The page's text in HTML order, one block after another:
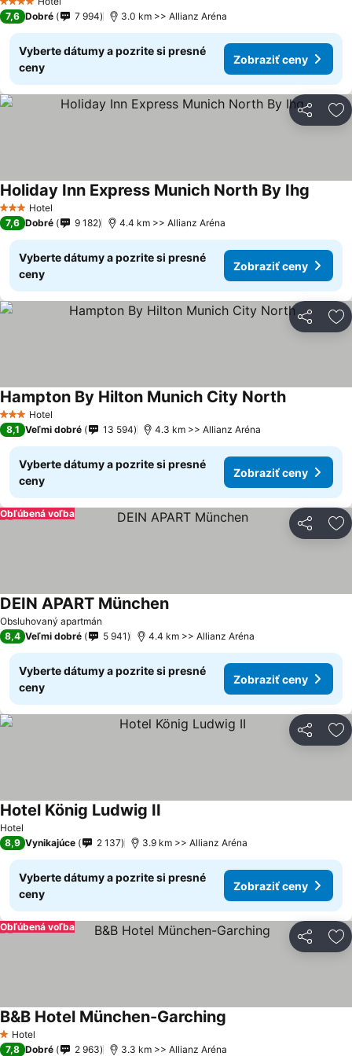
4 Počet hviezdičiek
7,6 Dobré 7 994 3.0 km >> Allianz Aréna
Vyberte dátumy a pozrite si presné
ceny
Zobraziť ceny
Zdieľať
3 Počet hviezdičiek
Hotel
Holiday Inn Express Munich North By Ihg
7,6 Dobré 9 182 4.4 km >> Allianz Aréna
Vyberte dátumy a pozrite si presné
ceny
Zobraziť ceny
Zdieľať
3 Počet hviezdičiek
Hotel
Hampton By Hilton Munich City North
8,1 Veľmi dobré 13 594 4.3 km >> Allianz Aréna
Vyberte dátumy a pozrite si presné
ceny
Zobraziť ceny
Zdieľať
Obľúbená voľba
Obsluhovaný apartmán
DEIN APART München
8,4 Veľmi dobré 5 941 4.4 km >> Allianz Aréna
Vyberte dátumy a pozrite si presné
ceny
Zobraziť ceny
Zdieľať
Hotel
Hotel König Ludwig II
8,9 Vynikajúce 2 137 3.9 km >> Allianz Aréna
Vyberte dátumy a pozrite si presné
ceny
Zobraziť ceny
Zdieľať
Obľúbená voľba
1 Počet hviezdičiek
Hotel
B&B Hotel München-Garching
7,8 Dobré 2 963 3.3 km >> Allianz Aréna